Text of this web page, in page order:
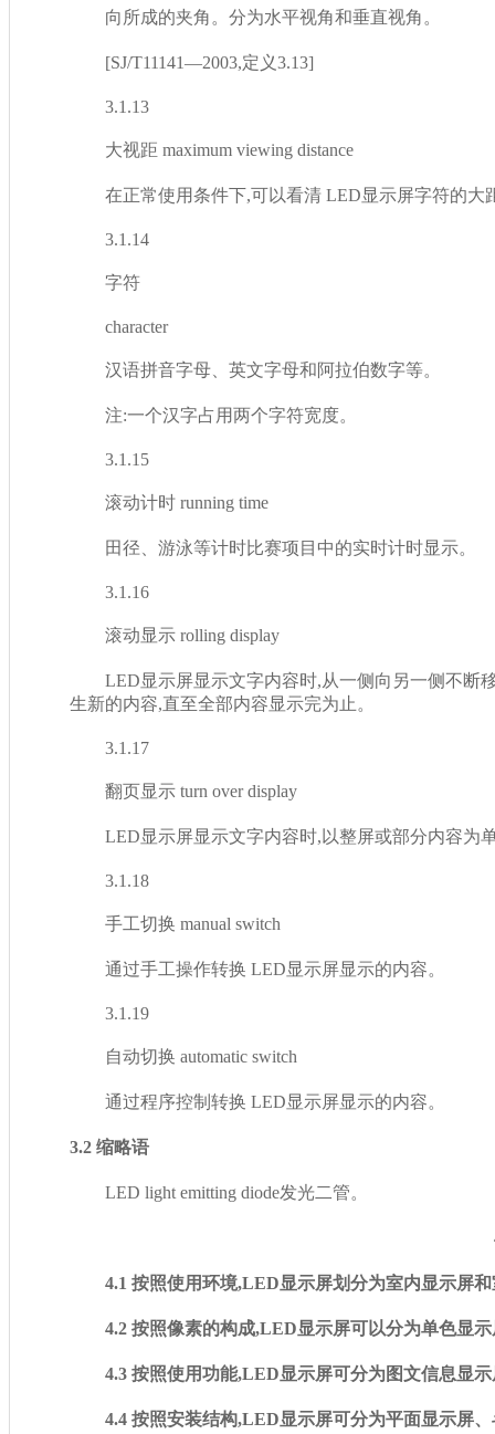
向所成的夹角。分为水平视角和垂直视角。
[SJ/T11141—2003,定义3.13]
3.1.13
大视距 maximum viewing distance
在正常使用条件下,可以看清 LED显示屏字符的大距
3.1.14
字符
character
汉语拼音字母、英文字母和阿拉伯数字等。
注:一个汉字占用两个字符宽度。
3.1.15
滚动计时 running time
田径、游泳等计时比赛项目中的实时计时显示。
3.1.16
滚动显示 rolling display
LED显示屏显示文字内容时,从一侧向另一侧不断
生新的内容,直至全部内容显示完为止。
3.1.17
翻页显示 turn over display
LED显示屏显示文字内容时,以整屏或部分内容为单位
3.1.18
手工切换 manual switch
通过手工操作转换 LED显示屏显示的内容。
3.1.19
自动切换 automatic switch
通过程序控制转换 LED显示屏显示的内容。
3.2 缩略语
LED light emitting diode发光二管。
4.1 按照使用环境,LED显示屏划分为室内显示屏和室
4.2 按照像素的构成,LED显示屏可以分为单色显示屏
4.3 按照使用功能,LED显示屏可分为图文信息显示屏
4.4 按照安装结构,LED显示屏可分为平面显示屏、